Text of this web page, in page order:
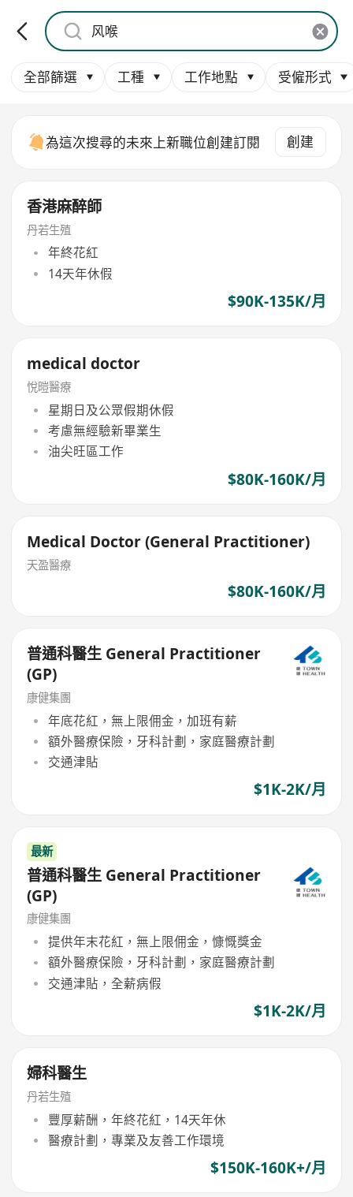
全部篩選 工種 工作地點 受僱形式
為這次搜尋的未來上新職位創建訂閱 創建
香港麻醉師
丹若生殖
年終花紅
14天年休假
$90K-135K/月
medical doctor
悅暟醫療
星期日及公眾假期休假
考慮無經驗新畢業生
油尖旺區工作
$80K-160K/月
Medical Doctor (General Practitioner)
天盈醫療
$80K-160K/月
普通科醫生 General Practitioner
(GP)
康健集團
年底花紅，無上限佣金，加班有薪
額外醫療保險，牙科計劃，家庭醫療計劃
交通津貼
$1K-2K/月
最新
普通科醫生 General Practitioner
(GP)
康健集團
提供年末花紅，無上限佣金，慷慨獎金
額外醫療保險，牙科計劃，家庭醫療計劃
交通津貼，全薪病假
$1K-2K/月
婦科醫生
丹若生殖
豐厚薪酬，年終花紅，14天年休
醫療計劃，專業及友善工作環境
$150K-160K+/月